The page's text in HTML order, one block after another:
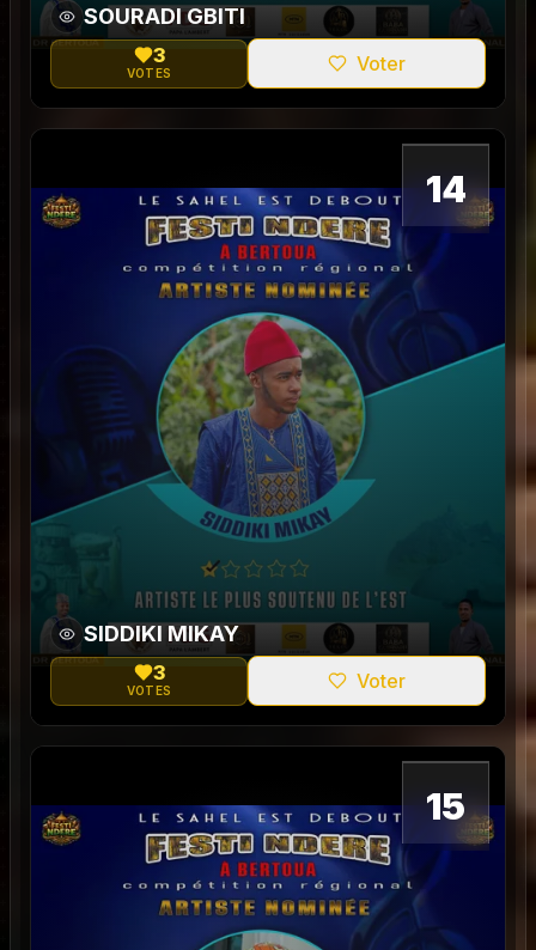
SOURADI GBITI
3
VOTES Voter
14
SIDDIKI MIKAY
3
VOTES Voter
15